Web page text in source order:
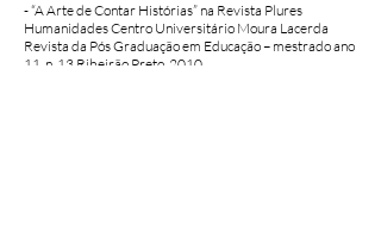
- “A Arte de Contar Histórias” na Revista Plures
Humanidades Centro Universitário Moura Lacerda
Revista da Pós Graduação em Educação – mestrado ano
11, n. 13 Ribeirão Preto, 2010.